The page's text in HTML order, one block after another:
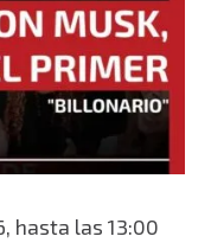
hasta las 13:00